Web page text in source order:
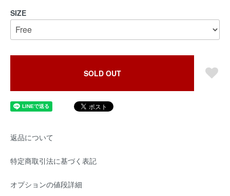
SIZE
SOLD OUT
返品について
特定商取引法に基づく表記
オプションの値段詳細